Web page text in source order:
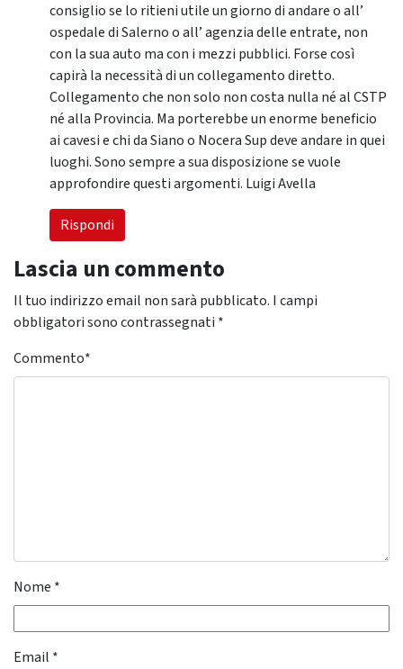
consiglio se lo ritieni utile un giorno di andare o all’
ospedale di Salerno o all’ agenzia delle entrate, non
con la sua auto ma con i mezzi pubblici. Forse così
capirà la necessità di un collegamento diretto.
Collegamento che non solo non costa nulla né al CSTP
né alla Provincia. Ma porterebbe un enorme beneficio
ai cavesi e chi da Siano o Nocera Sup deve andare in quei
luoghi. Sono sempre a sua disposizione se vuole
approfondire questi argomenti. Luigi Avella
Rispondi
Lascia un commento
Il tuo indirizzo email non sarà pubblicato. I campi
obbligatori sono contrassegnati *
Commento*
Nome *
Email *